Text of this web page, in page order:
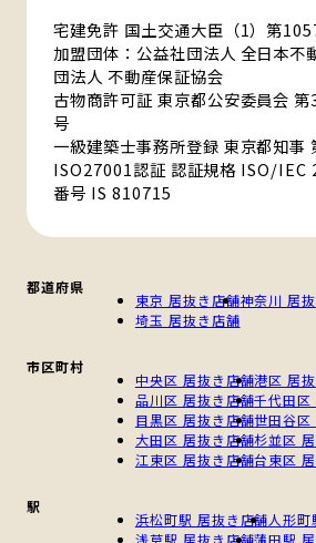
宅建免許 国土交通大臣（1）第
加盟団体：公益社団法人 全日本不
団法人 不動産保証協会
古物商許可証 東京都公安委員会
号
一級建築士事務所登録 東京都知事
ISO27001認証 認証規格 ISO/IEC
番号 IS 810715
都道府県
東京 居抜き店舗神奈川 居
埼玉 居抜き店舗
市区町村
中央区 居抜き店舗港区 居
品川区 居抜き店舗千代田区
目黒区 居抜き店舗世田谷区
大田区 居抜き店舗杉並区
江東区 居抜き店舗台東区
駅
浜松町駅 居抜き店舗人形
浅草駅 居抜き店舗蒲田駅